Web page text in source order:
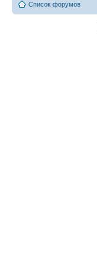
Список форумов